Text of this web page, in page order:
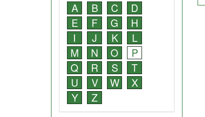
A B C
D
E
F G
H
I
J K
L
M
N O
P
Q
R S
T
U
V W
X
Y
Z